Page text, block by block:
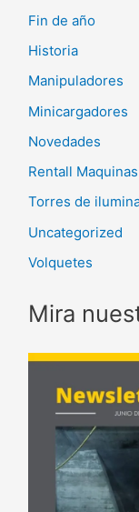
Fin de año
Historia
Manipuladores
Minicargadores
Novedades
Rentall Maquinas
Torres de
Uncategorized
Volquetes
Mira